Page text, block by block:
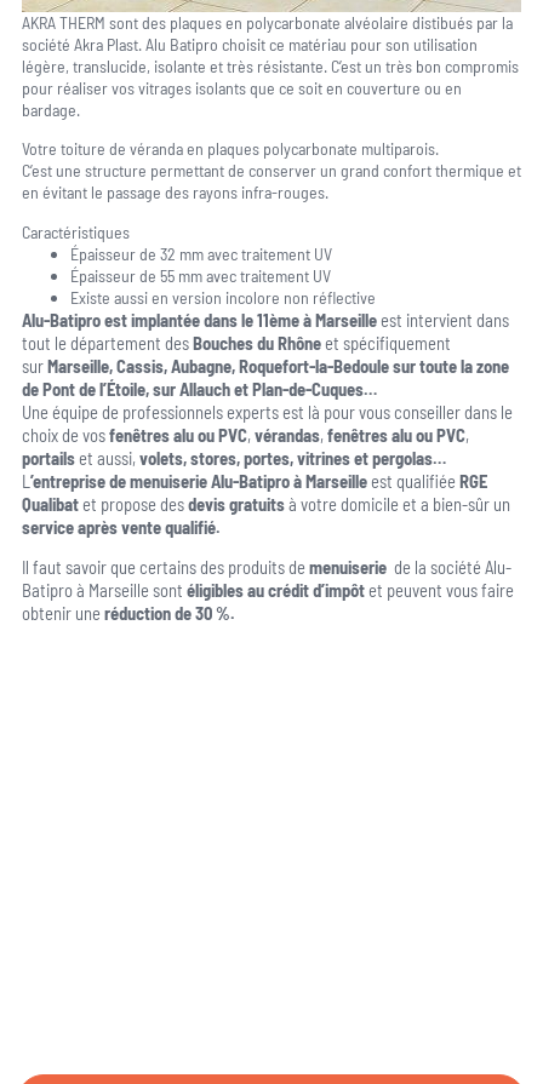
AKRA THERM sont des plaques en polycarbonate alvéolaire distibués par la
société Akra Plast. Alu Batipro choisit ce matériau pour son utilisation
légère, translucide, isolante et très résistante. C’est un très bon compromis
pour réaliser vos vitrages isolants que ce soit en couverture ou en
bardage.
Votre toiture de véranda en plaques polycarbonate multiparois.
C’est une structure permettant de conserver un grand confort thermique et
en évitant le passage des rayons infra-rouges.
Caractéristiques
Épaisseur de 32 mm avec traitement UV
Épaisseur de 55 mm avec traitement UV
Existe aussi en version incolore non réflective
Alu-Batipro est implantée dans le 11ème à Marseilleest intervient dans
tout le département desBouches du Rhôneet spécifiquement
surMarseille, Cassis, Aubagne, Roquefort-la-Bedoule sur toute la zone
de Pont de l’Étoile, sur Allauch et Plan-de-Cuques…
Une équipe de professionnels experts est là pour vous conseiller dans le
choixde vosfenêtres alu ou PVC,vérandas,fenêtres alu ou PVC,
portailset aussi,volets, stores, portes, vitrines et pergolas…
L ’entreprise de menuiserie Alu-Batipro à Marseilleest qualifiée RGE
Qualibatet propose desdevis gratuitsà votre domicile et a bien-sûr un
service après vente qualifié.
Il faut savoir que certains des produits de menuiserie de la société Alu-
Batipro à Marseille sont éligibles au crédit d’impôtet peuvent vous faire
obtenir une réduction de 30 %.